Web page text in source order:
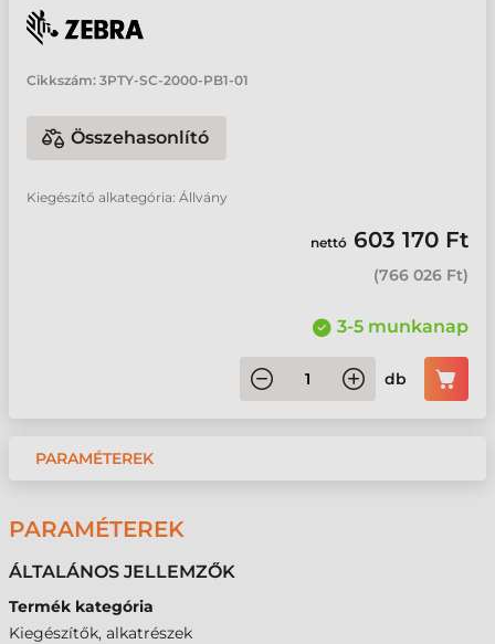
Cikkszám: 3PTY-SC-2000-PB1-01
Összehasonlító
Kiegészítő alkategória: Állvány
nettó 603 170 Ft
(766 026 Ft)
3-5 munkanap
db
PARAMÉTEREK
PARAMÉTEREK
ÁLTALÁNOS JELLEMZŐK
Termék kategória
Kiegészítők, alkatrészek